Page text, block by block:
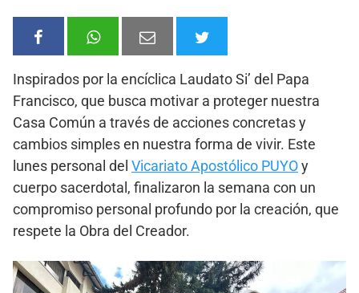
Inspirados por la encíclica Laudato Si’ del Papa
Francisco, que busca motivar a proteger nuestra
Casa Común a través de acciones concretas y
cambios simples en nuestra forma de vivir. Este
lunes personal del Vicariato Apostólico PUYOy
cuerpo sacerdotal, finalizaron la semana con un
compromiso personal profundo por la creación, que
respete la Obra del Creador.